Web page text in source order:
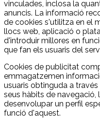
vinculades, inclosa la
anuncis. La informació
de cookies s'utilitza en el
llocs web, aplicació o
d'introduir millores en
que fan els usuaris del
Cookies de publicitat
emmagatzemen
usuaris obtinguda a
seus hàbits de
desenvolupar un perfil
funció d'aquest.